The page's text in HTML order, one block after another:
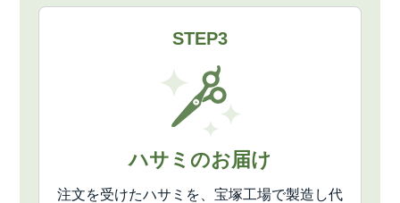
STEP3
ハサミのお届け
注文を受けたハサミを、宝塚工場で製造し代